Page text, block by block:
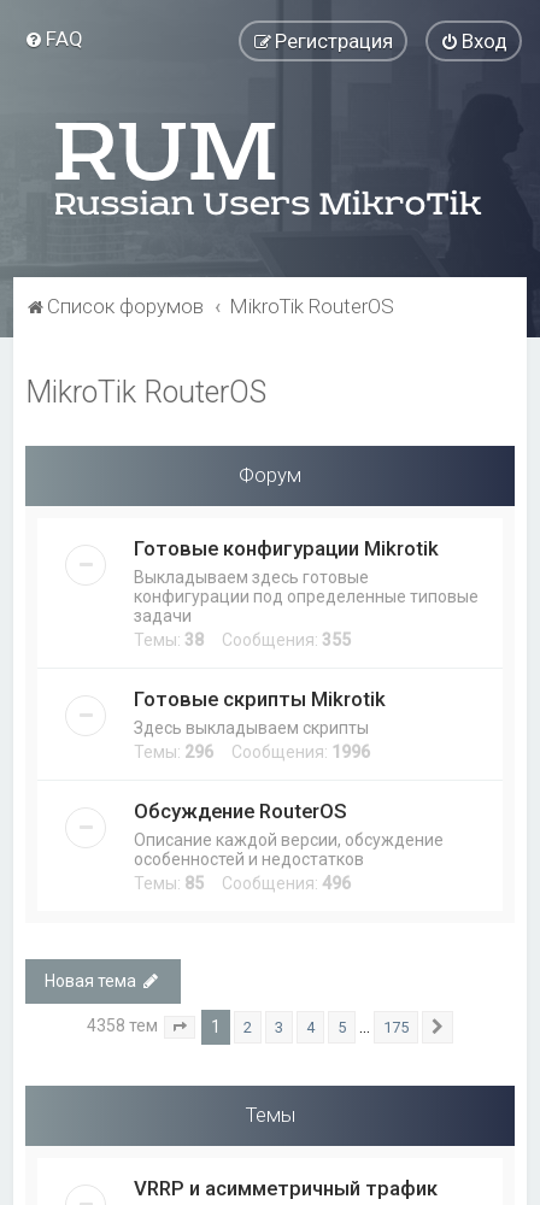
FAQ Вход
Регистрация
Список форумов MikroTik RouterOS
MikroTik RouterOS
Форум
Готовые конфигурации Mikrotik
Выкладываем здесь готовые
конфигурации под определенные типовые
задачи
Темы: 38 Сообщения: 355
Готовые скрипты Mikrotik
Здесь выкладываем скрипты
Темы: 296 Сообщения: 1996
Обсуждение RouterOS
Описание каждой версии, обсуждение
особенностей и недостатков
Темы: 85 Сообщения:496
Новая тема
4358 тем Страница из 175
1 2 3 4 5 175
Темы
VRRP и асимметричный трафик